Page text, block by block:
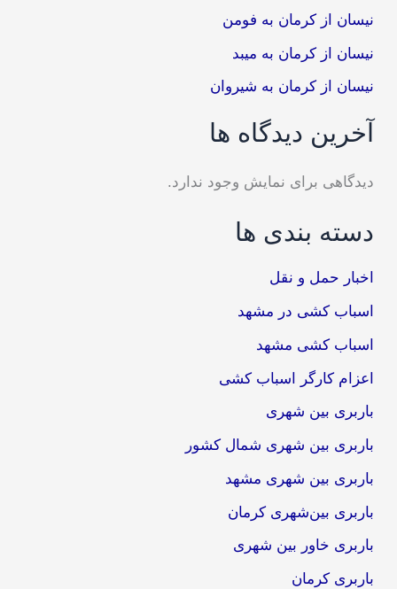
نیسان از کرمان به فومن
نیسان از کرمان به میبد
نیسان از کرمان به شیروان
آخرین دیدگاه ها
دیدگاهی برای نمایش وجود ندارد.
دسته بندی ها
اخبار حمل و نقل
اسباب کشی در مشهد
اسباب کشی مشهد
اعزام کارگر اسباب کشی
باربری بین شهری
باربری بین شهری شمال کشور
باربری بین شهری مشهد
باربری بین‌شهری کرمان
باربری خاور بین شهری
باربری کرمان